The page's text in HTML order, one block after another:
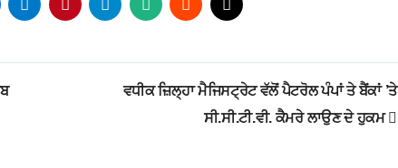
ਵਧੀਕ ਜ਼ਿਲ੍ਹਾ ਮੈਜਿਸਟ੍ਰੇਟ ਵੱਲੋਂ ਪੈਟਰੋਲ ਪੰਪਾਂ ਤੇ ਬੈਂਕਾਂ ’ਤੇ
ਸੀ.ਸੀ.ਟੀ.ਵੀ. ਕੈਮਰੇ ਲਾਉਣ ਦੇ ਹੁਕਮ